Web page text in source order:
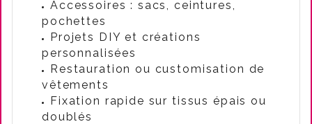
Accessoires : sacs, ceintures,
pochettes
Projets DIY et créations
personnalisées
Restauration ou customisation de
vêtements
Fixation rapide sur tissus épais ou
doublés